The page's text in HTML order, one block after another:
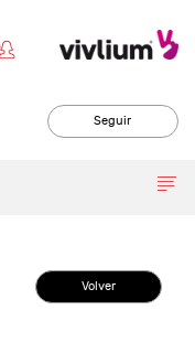
Seguir
Volver